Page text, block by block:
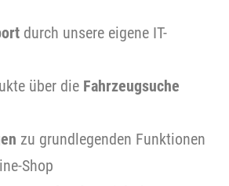
durch unsere eigene IT-
über die Fahrzeugsuche
zu grundlegenden Funktionen
Shop